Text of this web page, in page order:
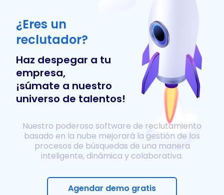
¿Eres un
reclutador?
Haz despegar a tu
empresa,
¡súmate a nuestro
universo de talentos!
Nuestro poderoso software de reclutamiento
basado en la nube mejorará la gestión de los
procesos de búsquedas de una manera
inteligente, dinámica y colaborativa.
Agendar demo gratis